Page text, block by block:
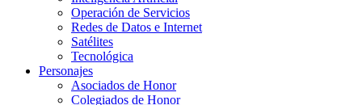
Operación de Servicios
Redes de Datos e Internet
Satélites
Tecnológica
Personajes
Asociados de Honor
Colegiados de Honor